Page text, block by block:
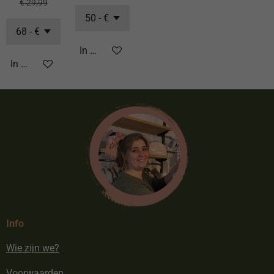
€ 29,99
In winkelwagen
In winkelwagen
Info
Wie zijn we?